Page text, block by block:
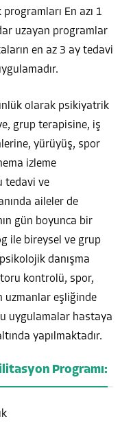
En azı 1
uzayan programlar
en az 3 ay tedavi
olarak psikiyatrik
grup terapisine, iş
yürüyüş, spor
izleme
tedavi ve
aileler de
gün boyunca bir
ile bireysel ve grup
danışma
kontrolü, spor,
uzmanlar eşliğinde
uygulamalar hastaya
yapılmaktadır.
Programı: